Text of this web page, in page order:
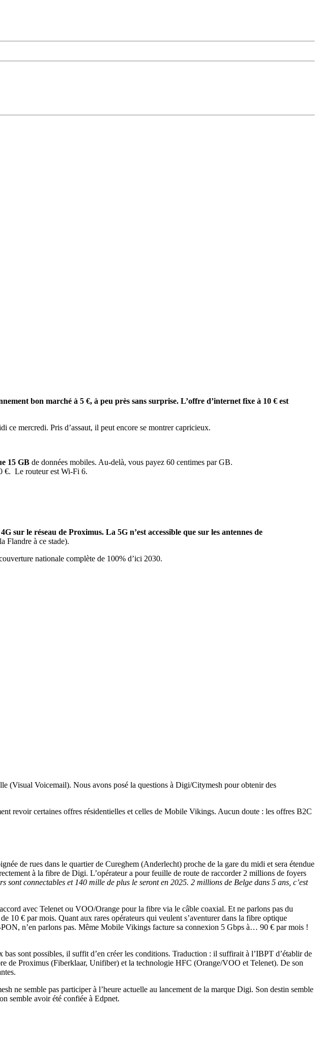
bon marché à 5 €, à peu près sans surprise. L’offre d’internet fixe à 10 € est
ce mercredi. Pris d’assaut, il peut encore se montrer capricieux.
15 GB de données mobiles. Au-delà, vous payez 60 centimes par GB.
€. Le routeur est Wi-Fi 6.
sur le réseau de Proximus. La 5G n’est accessible que sur les antennes de
Flandre à ce stade).
nationale complète de 100% d’ici 2030.
(Visual Voicemail). Nous avons posé la questions à Digi/Citymesh pour obtenir des
revoir certaines offres résidentielles et celles de Mobile Vikings. Aucun doute : les offres B2C
de rues dans le quartier de Cureghem (Anderlecht) proche de la gare du midi et sera étendue
à la fibre de Digi. L’opérateur a pour feuille de route de raccorder 2 millions de foyers
sont connectables et 140 mille de plus le seront en 2025. 2 millions de Belge dans 5 ans, c’est
avec Telenet ou VOO/Orange pour la fibre via le câble coaxial. Et ne parlons pas du
10 € par mois. Quant aux rares opérateurs qui veulent s’aventurer dans la fibre optique
n’en parlons pas. Même Mobile Vikings facture sa connexion 5 Gbps à… 90 € par mois !
bas sont possibles, il suffit d’en créer les conditions. Traduction : il suffirait à l’IBPT d’établir de
de Proximus (Fiberklaar, Unifiber) et la technologie HFC (Orange/VOO et Telenet). De son
ne semble pas participer à l’heure actuelle au lancement de la marque Digi. Son destin semble
semble avoir été confiée à Edpnet.